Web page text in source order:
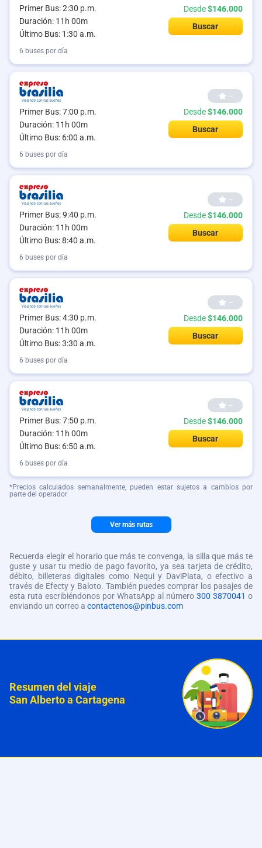
Primer Bus: 2:30 p.m.
Duración: 11h 00m
Último Bus: 1:30 a.m.
Desde$146.000
Buscar
6 buses por día
Primer Bus: 7:00 p.m.
Duración: 11h 00m
Último Bus: 6:00 a.m.
--
Desde$146.000
Buscar
6 buses por día
Primer Bus: 9:40 p.m.
Duración: 11h 00m
Último Bus: 8:40 a.m.
--
Desde$146.000
Buscar
6 buses por día
Primer Bus: 4:30 p.m.
Duración: 11h 00m
Último Bus: 3:30 a.m.
--
Desde$146.000
Buscar
6 buses por día
Primer Bus: 7:50 p.m.
Duración: 11h 00m
Último Bus: 6:50 a.m.
--
Desde$146.000
Buscar
6 buses por día
*Precios calculados semanalmente, pueden estar sujetos a cambios por
parte del operador
Ver más rutas
Recuerda elegir el horario que más te convenga, la silla que más te
guste y usar tu medio de pago favorito, ya sea tarjeta de crédito,
débito, billeteras digitales como Nequi y DaviPlata, o efectivo a
través de Efecty y Baloto. También puedes comprar los pasajes de
esta ruta escribiéndonos por WhatsApp al número 300 3870041 o
enviando un correo a contactenos@pinbus.com
Resumen del viaje
San Alberto a Cartagena